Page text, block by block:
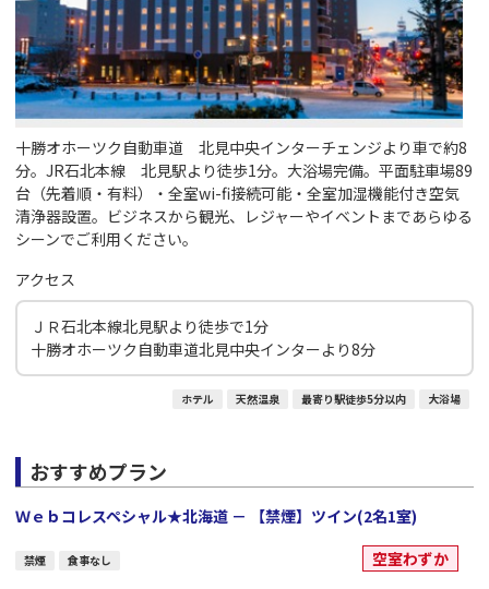
十勝オホーツク自動車道 北見中央インターチェンジより車で約8
分。JR石北本線 北見駅より徒歩1分。大浴場完備。平面駐車場89
台（先着順・有料）・全室wi-fi接続可能・全室加湿機能付き空気
清浄器設置。ビジネスから観光、レジャーやイベントまであらゆる
シーンでご利用ください。
アクセス
ＪＲ石北本線北見駅より徒歩で1分
十勝オホーツク自動車道北見中央インターより8分
ホテル 天然温泉 最寄り駅徒歩5分以内 大浴場
おすすめプラン
Ｗｅｂコレスペシャル★北海道 － 【禁煙】ツイン(2名1室)
禁煙 食事なし 空室わずか